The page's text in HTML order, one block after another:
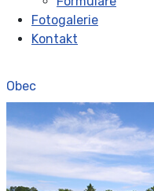
Fotogalerie
Kontakt
Obec